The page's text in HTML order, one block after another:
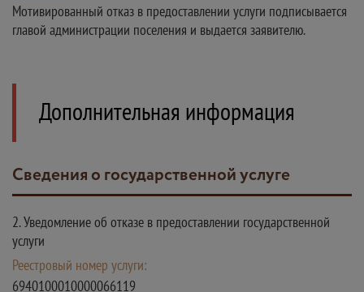
Мотивированный отказ в предоставлении услуги подписывается
главой администрации поселения и выдается заявителю.
Дополнительная информация
Сведения о государственной услуге
2. Уведомление об отказе в предоставлении государственной
услуги
Реестровый номер услуги:
6940100010000066119